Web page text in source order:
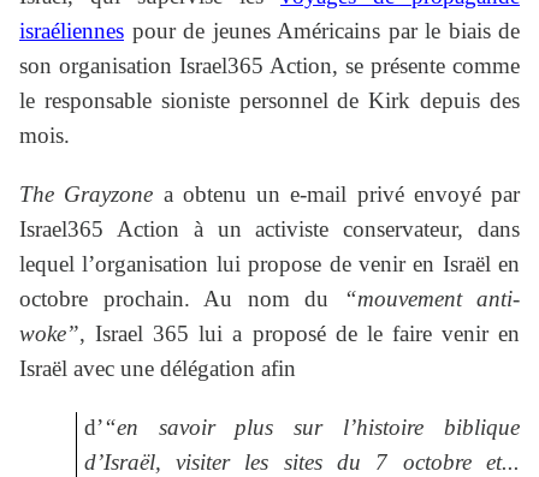
israéliennes pour de jeunes Américains par le biais de
son organisation Israel365 Action, se présente comme
le responsable sioniste personnel de Kirk depuis des
mois.
The Grayzone a obtenu un e-mail privé envoyé par
Israel365 Action à un activiste conservateur, dans
lequel l’organisation lui propose de venir en Israël en
octobre prochain. Au nom du “mouvement anti-
woke”, Israel 365 lui a proposé de le faire venir en
Israël avec une délégation afin
d’“en savoir plus sur l’histoire biblique
d’Israël, visiter les sites du 7 octobre et...